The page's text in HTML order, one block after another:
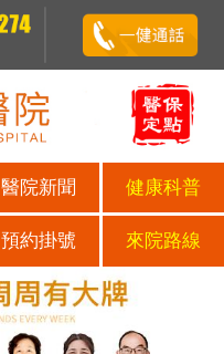
醫院新聞 健康科普
預約掛號 來院路線